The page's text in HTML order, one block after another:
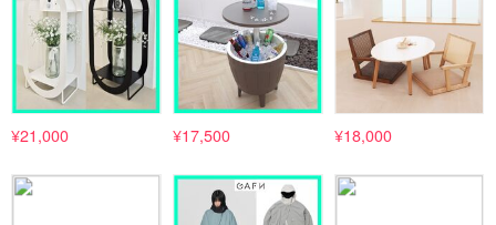
¥21,000 ¥17,500 ¥18,000